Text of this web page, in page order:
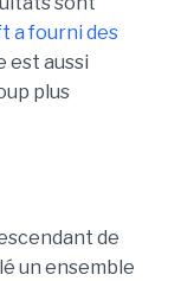
a fourni des
est aussi
plus
de
un ensemble